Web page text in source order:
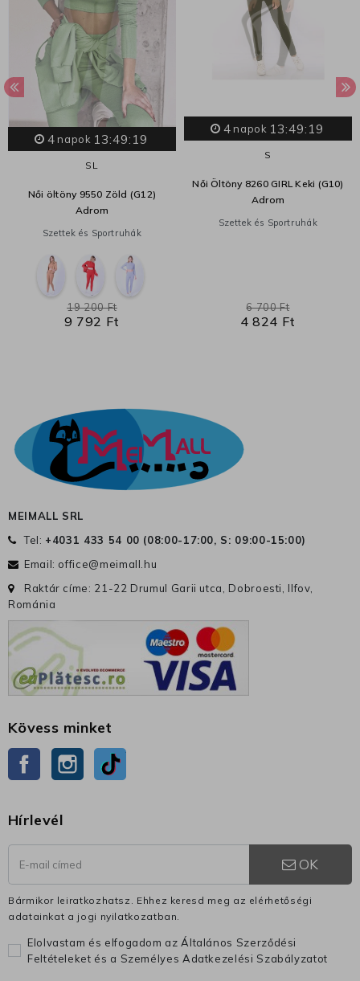
4 napok 13:49:18
S L
Női öltöny 9550 Zöld (G12)
Adrom
Szettek és Sportruhák
9 792 Ft
19 200 Ft
4 napok 13:49:18
S
Női Öltöny 8260 GIRL Keki (G10)
Adrom
Szettek és Sportruhák
4 824 Ft
6 700 Ft
MEIMALL SRL
Tel: +4031 433 54 00 (08:00-17:00, S: 09:00-15:00)
Email: office@meimall.hu
Raktár címe: 21-22 Drumul Garii utca, Dobroesti, Ilfov,
Románia
Kövess minket
FacebookInstagram
Hírlevél
OK
Bármikor leiratkozhatsz. Ehhez keresd meg az elérhetőségi
adatainkat a jogi nyilatkozatban.
Elolvastam és elfogadom az Általános Szerződési
Feltételeket és a Személyes Adatkezelési Szabályzatot